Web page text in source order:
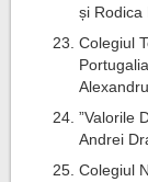
și Rodica
Colegiul
”Valorile
Andrei
Colegiul